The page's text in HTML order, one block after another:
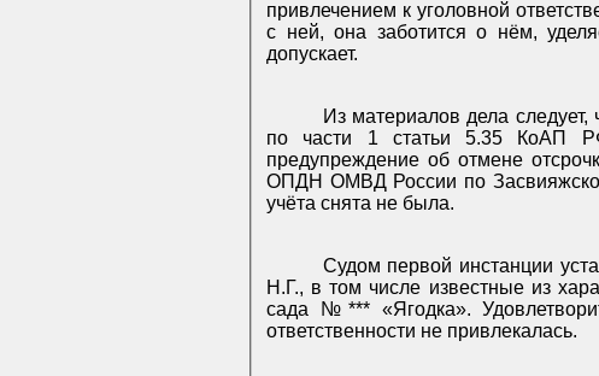
привлечением к уголовной
с ней, она заботится о нём,
допускает.
Из материалов дела
по части 1 статьи 5.35 КоАП
предупреждение об отмене
ОПДН ОМВД России по
учёта снята не была.
Судом первой инстанции
Н.Г., в том числе известные из
сада №*** «Ягодка».
ответственности не привлекалась.